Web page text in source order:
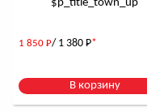
$р_title_town_up
1 850 Р/ 1 380 Р*
В корзину